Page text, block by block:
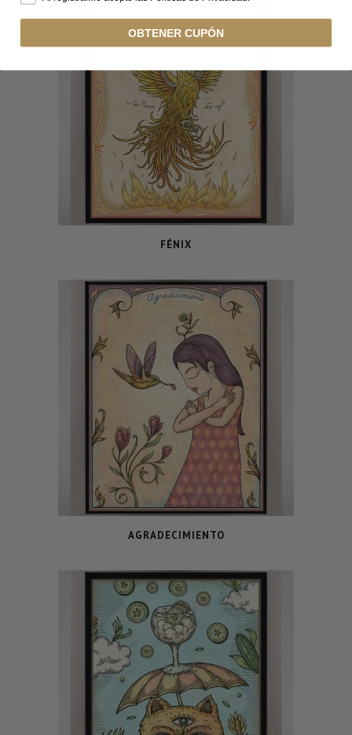
FÉNIX
AGRADECIMIENTO
OBTENER CUPÓN